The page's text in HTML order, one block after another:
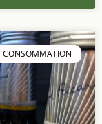
CONSOMMATION